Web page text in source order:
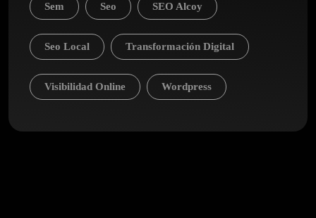
Sem Seo SEO Alcoy
Seo Local Transformación Digital
Visibilidad Online Wordpress